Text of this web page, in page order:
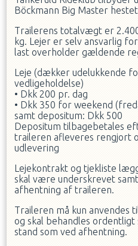
Böckmann Big Master
Trailerens totalvægt er
kg. Lejer er selv ansvarlig
last overholder gældende
Leje (dækker udelukkende
vedligeholdelse)
• Dkk 200 pr. dag
• Dkk 350 for weekend
samt depositum: Dkk 500
Depositum tilbagebetales
traileren afleveres rengjort
udlevering
Lejekontrakt og tjekliste
skal være underskrevet
afhentning af traileren.
Traileren må kun
og skal behandles ordentligt
stand som ved afhentning.